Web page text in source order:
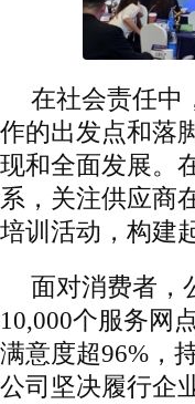
在社会责任中
作的出发点和落
现和全面发展。
系，关注供应商
培训活动，构建
面对消费者，
10,000个服务网
满意度超96%，
公司坚决履行企